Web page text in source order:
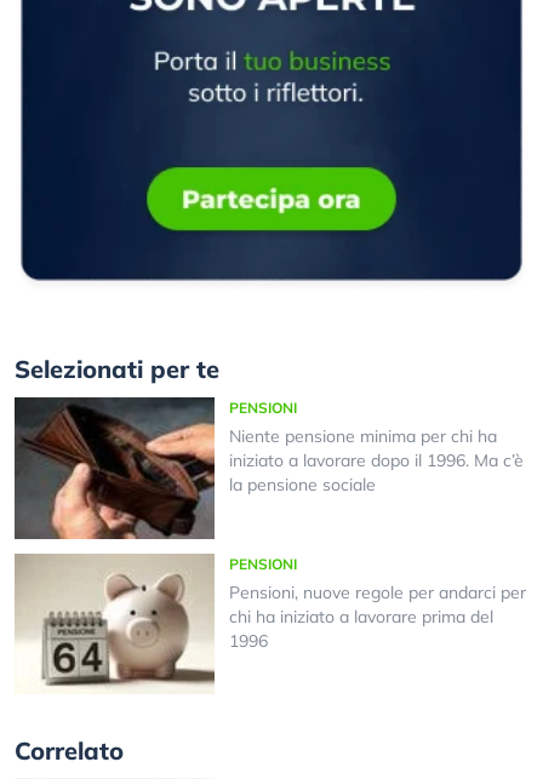
Selezionati per te
PENSIONI
Niente pensione minima per chi ha
iniziato a lavorare dopo il 1996. Ma c’è
la pensione sociale
PENSIONI
Pensioni, nuove regole per andarci per
chi ha iniziato a lavorare prima del
1996
Correlato